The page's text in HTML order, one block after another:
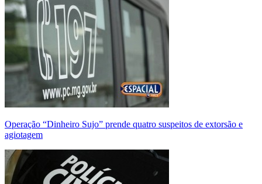
Operação “Dinheiro Sujo” prende quatro suspeitos de extorsão e
agiotagem